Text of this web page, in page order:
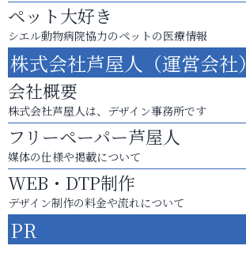
ペット大好き
シエル動物病院協力のペットの医療情報
株式会社芦屋人（運営会社）
会社概要
株式会社芦屋人は、デザイン事務所です
フリーペーパー芦屋人
媒体の仕様や掲載について
WEB・DTP制作
デザイン制作の料金や流れについて
PR